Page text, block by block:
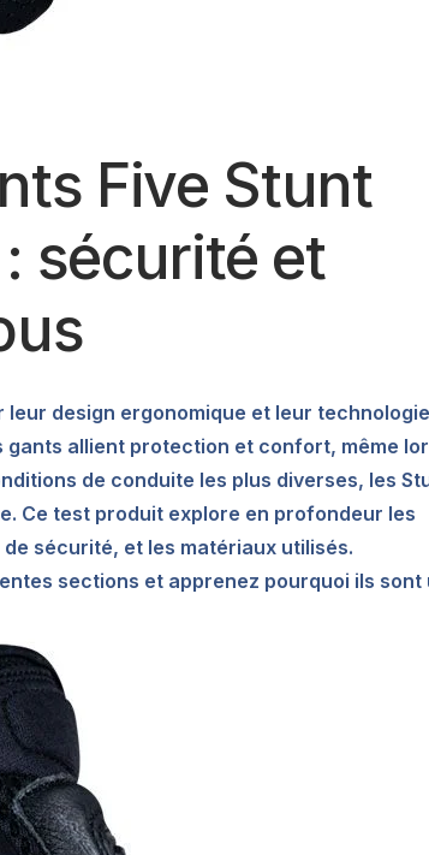
Five Stunt
sécurité et
leur design ergonomique et leur
allient protection et confort, même
de conduite les plus diverses, les
Ce test produit explore en profondeur les
sécurité, et les matériaux utilisés.
sections et apprenez pourquoi ils sont